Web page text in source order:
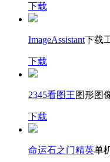
下载
ImageAssistant下载
下载
2345看图王图形图
下载
命运石之门精英单